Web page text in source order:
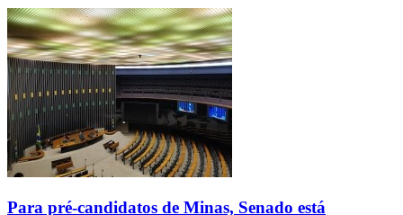
Para pré-candidatos de Minas, Senado está